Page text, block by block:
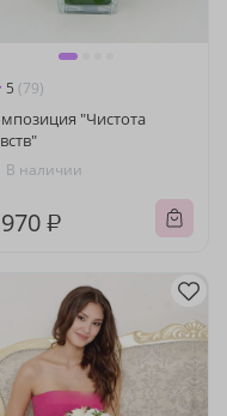
5 (79)
"Чистота
В наличии
₽